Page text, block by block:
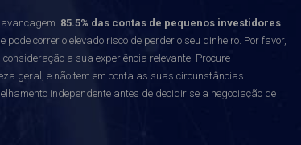
85.5% das contas de pequenos investidores
correr o elevado risco de perder o seu dinheiro. Por favor,
a sua experiência relevante. Procure
geral, e não tem em conta as suas circunstâncias
independente antes de decidir se a negociação de